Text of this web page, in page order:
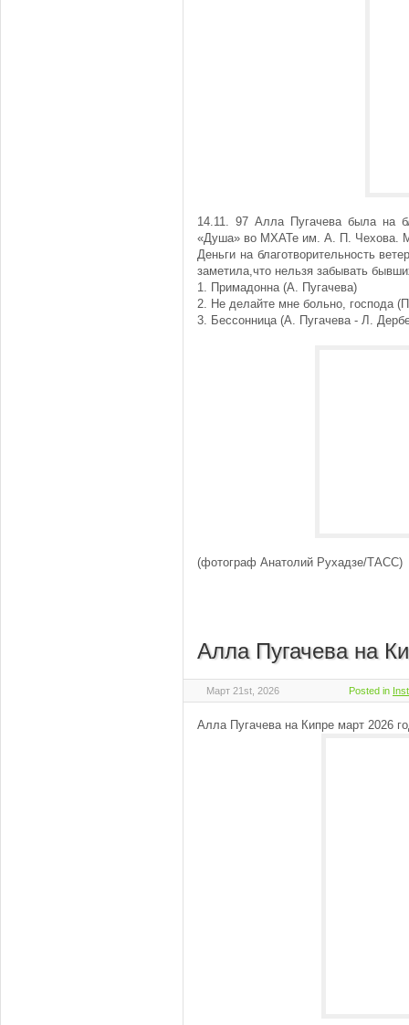
14.11. 97 Алла Пугачева была на
«Душа» во МХАТе им. А. П. Чехова.
Деньги на благотворительность
заметила,что нельзя забывать
1. Примадонна (А. Пугачева)
2. Не делайте мне больно, господа
3. Бессонница (А. Пугачева - Л.
(фотограф Анатолий Рухадзе/ТАСС)
Алла Пугачева на
Март 21st, 2026 Posted in
Алла Пугачева на Кипре март 2026